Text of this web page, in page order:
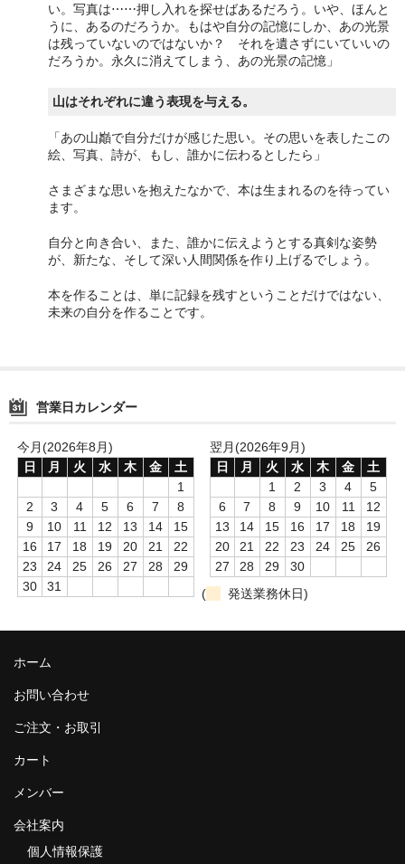
い。写真は⋯⋯押し入れを探せばあるだろう。いや、ほんと
うに、あるのだろうか。もはや自分の記憶にしか、あの光景
は残っていないのではないか？ それを遺さずにいていいの
だろうか。永久に消えてしまう、あの光景の記憶」
山はそれぞれに違う表現を与える。
「あの山巓で自分だけが感じた思い。その思いを表したこの
絵、写真、詩が、もし、誰かに伝わるとしたら」
さまざまな思いを抱えたなかで、本は生まれるのを待ってい
ます。
自分と向き合い、また、誰かに伝えようとする真剣な姿勢
が、新たな、そして深い人間関係を作り上げるでしょう。
本を作ることは、単に記録を残すということだけではない、
未来の自分を作ることです。
営業日カレンダー
今月(2026年8月)
日
月 火 水 木 金
土
1
2
3 4 5 6 7
8
9
10 11 12 13 14
15
16
17 18 19 20 21
22
23
24 25 26 27 28
29
30
31
翌月(2026年9月)
日
月 火 水 木 金
土
1
2 3 4
5
6
7 8 9 10 11
12
13
14 15 16 17 18
19
20
21 22 23 24 25
26
27
28 29
30
(
発送業務休日)
ホーム
お問い合わせ
ご注文・お取引
カート
メンバー
会社案内
個人情報保護